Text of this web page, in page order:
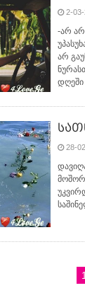
2-03-
-არ
არ
დღეში
28-
1